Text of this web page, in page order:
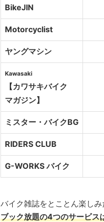
BikeJIN
Motorcyclist
ヤングマシン
Kawasaki
【カワサキバイク
マガジン】
ミスター・バイクBG
RIDERS CLUB
G-WORKS バイク
バイク雑誌をとことん楽しみ
ブック放題の4つのサービス